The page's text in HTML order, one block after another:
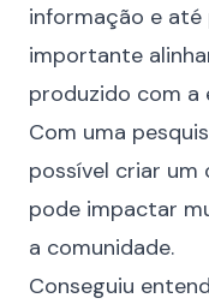
informação e até
importante
produzido com a
Com uma
possível criar um
pode impactar
a comunidade.
Conseguiu